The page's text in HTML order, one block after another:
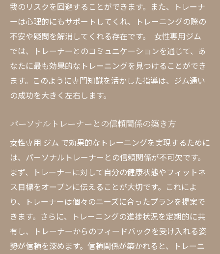
我のリスクを回避することができます。また、トレーナ
ーは心理的にもサポートしてくれ、トレーニングの際の
不安や疑問を解消してくれる存在です。 女性専用ジム
では、トレーナーとのコミュニケーションを通じて、あ
なたに最も効果的なトレーニングを見つけることができ
ます。このように専門知識を活かした指導は、ジム通い
の成功を大きく左右します。
パーソナルトレーナーとの信頼関係の築き方
女性専用 ジム で効果的なトレーニングを実現するために
は、パーソナルトレーナーとの信頼関係が不可欠です。
まず、トレーナーに対して自分の健康状態やフィットネ
ス目標をオープンに伝えることが大切です。これによ
り、トレーナーは個々のニーズに合ったプランを提案で
きます。さらに、トレーニングの進捗状況を定期的に共
有し、トレーナーからのフィードバックを受け入れる姿
勢が信頼を深めます。信頼関係が築かれると、トレーニ